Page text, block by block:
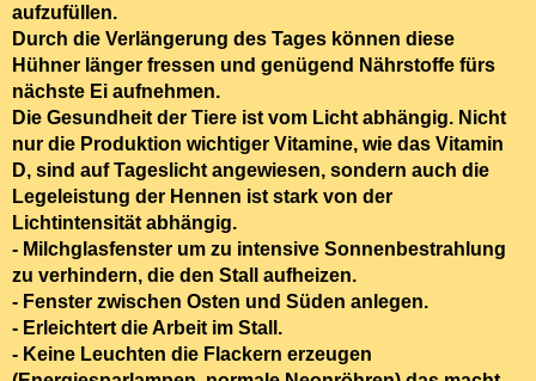
aufzufüllen.
Durch die Verlängerung des Tages können diese
Hühner länger fressen und genügend Nährstoffe fürs
nächste Ei aufnehmen.
Die Gesundheit der Tiere ist vom Licht abhängig. Nicht
nur die Produktion wichtiger Vitamine, wie das Vitamin
D, sind auf Tageslicht angewiesen, sondern auch die
Legeleistung der Hennen ist stark von der
Lichtintensität abhängig.
- Milchglasfenster um zu intensive Sonnenbestrahlung
zu verhindern, die den Stall aufheizen.
- Fenster zwischen Osten und Süden anlegen.
- Erleichtert die Arbeit im Stall.
- Keine Leuchten die Flackern erzeugen